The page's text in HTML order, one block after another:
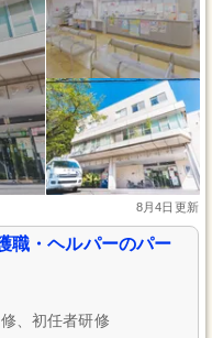
8月4日更新
職・ヘルパーのパー
、初任者研修